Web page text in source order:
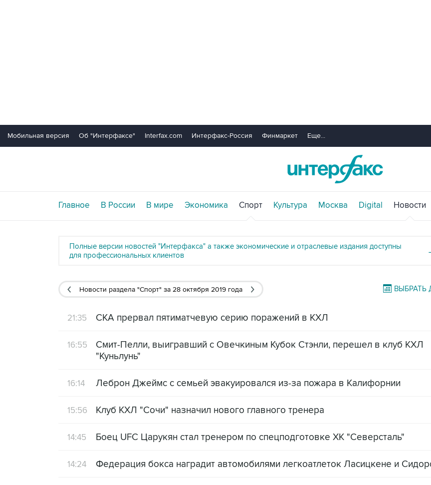
Мобильная версия Об "Интерфаксе" Interfax.com Интерфакс-Россия Финмаркет Еще...
Главное В России В мире Экономика Спорт Культура Москва Digital Новости
Полные версии новостей "Интерфакса" а также экономические и отраслевые издания доступны
для профессиональных клиентов
Новости раздела "Спорт" за 28 октября 2019 года ВЫБРАТЬ
21:35 СКА прервал пятиматчевую серию поражений в КХЛ
16:55
Смит-Пелли, выигравший с Овечкиным Кубок Стэнли, перешел в клуб КХЛ
"Куньлунь"
16:14 Леброн Джеймс с семьей эвакуировался из-за пожара в Калифорнии
15:56 Клуб КХЛ "Сочи" назначил нового главного тренера
14:45 Боец UFC Царукян стал тренером по спецподготовке ХК "Северсталь"
14:24 Федерация бокса наградит автомобилями легкоатлеток Ласицкене и